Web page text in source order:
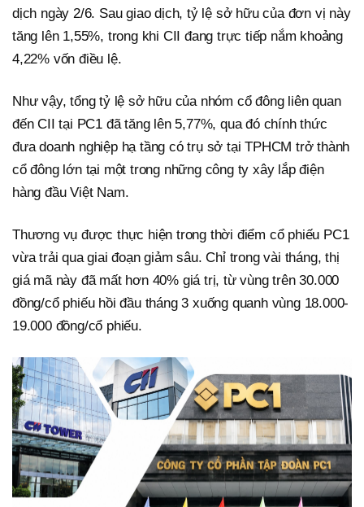
dịch ngày 2/6. Sau giao dịch, tỷ lệ sở hữu của đơn vị này
tăng lên 1,55%, trong khi CII đang trực tiếp nắm khoảng
4,22% vốn điều lệ.
Như vậy, tổng tỷ lệ sở hữu của nhóm cổ đông liên quan
đến CII tại PC1 đã tăng lên 5,77%, qua đó chính thức
đưa doanh nghiệp hạ tầng có trụ sở tại TPHCM trở thành
cổ đông lớn tại một trong những công ty xây lắp điện
hàng đầu Việt Nam.
Thương vụ được thực hiện trong thời điểm cổ phiếu PC1
vừa trải qua giai đoạn giảm sâu. Chỉ trong vài tháng, thị
giá mã này đã mất hơn 40% giá trị, từ vùng trên 30.000
đồng/cổ phiếu hồi đầu tháng 3 xuống quanh vùng 18.000-
19.000 đồng/cổ phiếu.